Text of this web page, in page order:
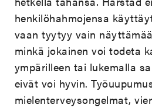
henkilöhahmojensa
vaan tyytyy vain
minkä jokainen voi todeta
ympärilleen tai lukemalla
eivät voi hyvin.
mielenterveysongelmat,